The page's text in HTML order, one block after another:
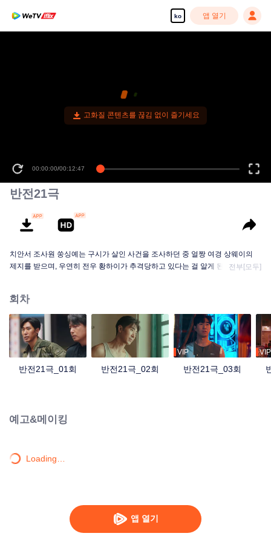
ko 앱 열기
앱 열기
고화질 콘텐츠를 끊김 없이 즐기세요
00:00:00/00:12:47
반전21극
치안서 조사원 쑹싱예는 구시가 살인 사건을 조사하던 중 얼짱 여경 상웨이의
제지를 받으며, 우연히 전우 황하이가 추격당하고 있다는 걸 알게 된다. 진실을
중에게 진실을 공개한다.
전부[모두]
회차
반전21극_01회 반전21극_02회
VIP
반전21극_03회
VIP
예고&메이킹
Loading…